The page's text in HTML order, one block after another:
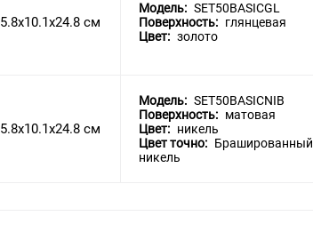
5.8x10.1x24.8 см
Модель: SET50BASICGL
Поверхность: глянцевая
Цвет: золото
5.8x10.1x24.8 см
Модель: SET50BASICNIB
Поверхность: матовая
Цвет: никель
Цвет точно: Брашированный
никель